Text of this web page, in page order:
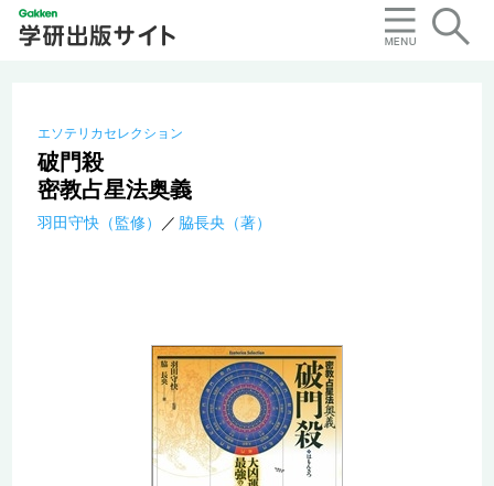
エソテリカセレクション
破門殺
密教占星法奥義
羽田守快（監修） 脇長央（著）